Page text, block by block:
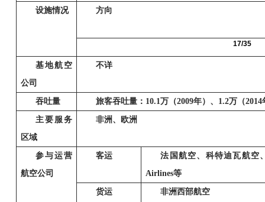
设施情况 方向
17/35
基地航空
公司
不详
吞吐量 旅客吞吐量： 10.1万（2009年）、 1.2万（2014
主要服务
区域
非洲、欧洲
参与运营
航空公司
客运
法国航空、科特迪瓦航空
Airlines等
货运 非洲西部航空